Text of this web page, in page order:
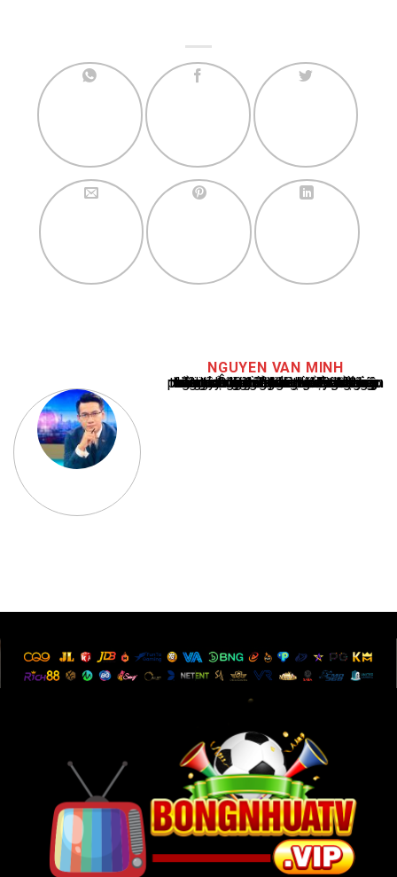
NGUYEN VAN MINH
Nguyễn Văn Minh là một trong những chuyên gia hàng đầu về báo cáo tin tức thể thao tại Việt Nam, với hơn 10 năm hoạt động trong ngành. Ông có kiến thức sâu rộng và kinh nghiệm đáng kể trong việc phân tích và báo cáo về các sự kiện thể thao hàng đầu. Sự hiểu biết sâu sắc của ông về ngành này đã giúp ông xây dựng uy tín và danh tiếng trong cộng đồng báo chí thể thao.